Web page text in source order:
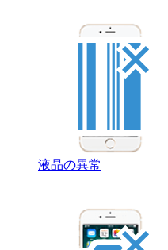
液晶の異常